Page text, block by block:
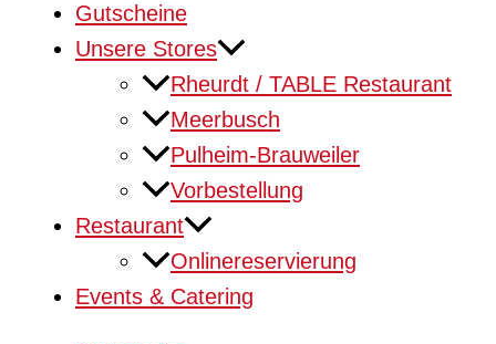
Gutscheine
Unsere Stores
Rheurdt / TABLE Restaurant
Meerbusch
Pulheim-Brauweiler
Vorbestellung
Restaurant
Onlinereservierung
Events & Catering